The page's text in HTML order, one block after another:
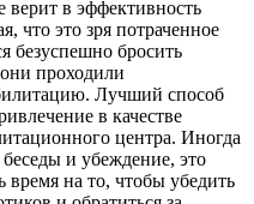
верит в эффективность
что это зря потраченное
безуспешно бросить
проходили
Лучший способ
в качестве
центра. Иногда
и убеждение, это
на то, чтобы убедить